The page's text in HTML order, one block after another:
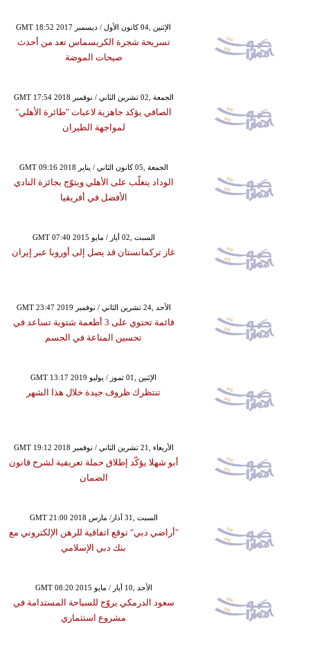
GMT 18:52 2017 الإثنين ,04 كانون الأول / ديسمبر
تسريحة شجرة الكريسماس تعد من أحدث
صيحات الموضة
GMT 17:54 2018 الجمعة ,02 تشرين الثاني / نوفمبر
الصافي يؤكد جاهزية لاعبات "طائرة الأهلي"
لمواجهة الطيران
GMT 09:16 2018 الجمعة ,05 كانون الثاني / يناير
الوداد يتغلّب على الأهلي ويتوّج بجائزة النادي
الأفضل في أفريقيا
GMT 07:40 2015 السبت ,02 أيار / مايو
غاز تركمانستان قد يصل إلى أوروبا عبر إيران
GMT 23:47 2019 الأحد ,24 تشرين الثاني / نوفمبر
قائمة تحتوي على 3 أطعمة شتوية تساعد في
تحسين المناعة في الجسم
GMT 13:17 2019 الإثنين ,01 تموز / يوليو
تنتظرك ظروف جيدة خلال هذا الشهر
GMT 19:12 2018 الأربعاء ,21 تشرين الثاني / نوفمبر
أبو شهلا يؤكّد إطلاق حملة تعريفية لشرح قانون
الضمان
GMT 21:00 2018 السبت ,31 آذار/ مارس
"أراضي دبي" توقع اتفاقية للرهن الإلكتروني مع
بنك دبي الإسلامي
GMT 08:20 2015 الأحد ,10 أيار / مايو
سعود الدرمكي يروّج للسياحة المستدامة في
مشروع استثماري